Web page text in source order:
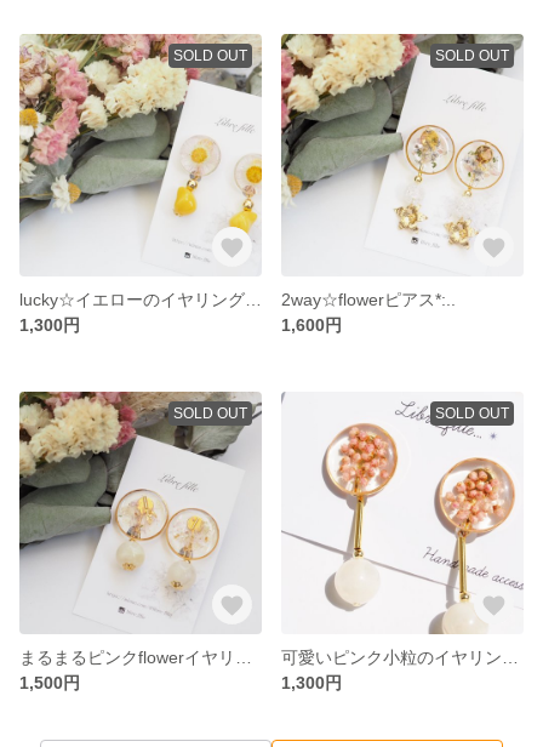
SOLD OUT
1,300円
SOLD OUT
2way☆flowerピアス*:..
1,600円
SOLD OUT
1,500円
SOLD OUT
1,300円